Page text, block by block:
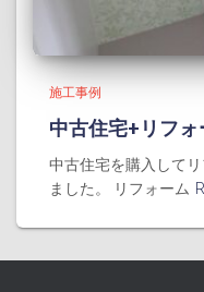
施工事例
中古住宅+リフ
中古住宅を購入して
ました。 リフォーム